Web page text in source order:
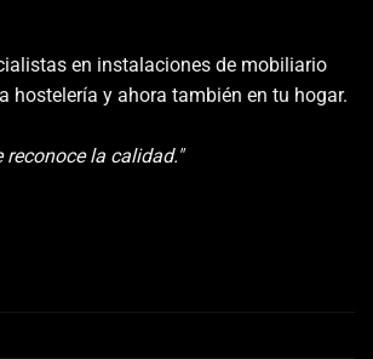
en instalaciones de mobiliario
hostelería y ahora también en tu hogar.
reconoce la calidad."